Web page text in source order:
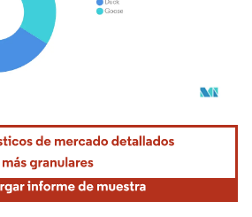
El uso requiere atribución según CC BY 4.0.